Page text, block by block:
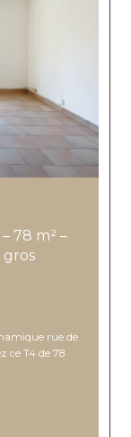
78 m² –
gros
rue de
ce T4 de 78